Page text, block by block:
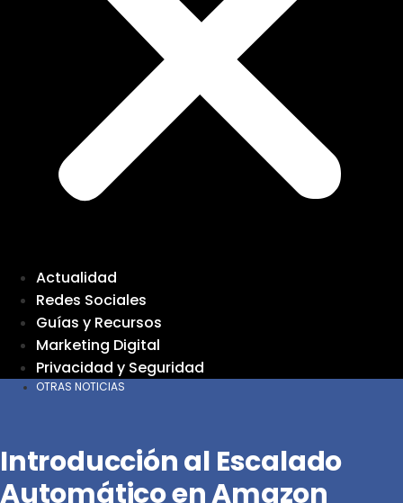
Actualidad
Redes Sociales
Guías y Recursos
Marketing Digital
Privacidad y Seguridad
OTRAS NOTICIAS
Introducción al Escalado
Automático en Amazon